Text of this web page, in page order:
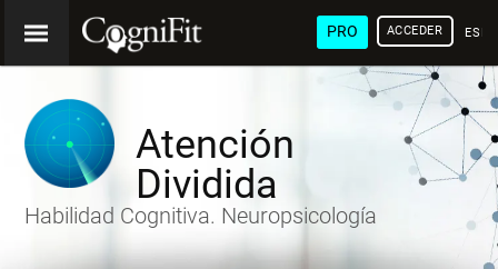
PRO ACCEDER
Atención
Dividida
Habilidad Cognitiva. Neuropsicología